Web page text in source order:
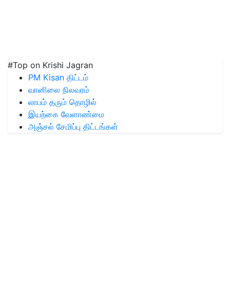
#Top on Krishi Jagran
PM Kisan திட்டம்
வானிலை நிலவரம்
லாபம் தரும் தொழில்
இயற்கை வேளாண்மை
அஞ்சல் சேமிப்பு திட்டங்கள்